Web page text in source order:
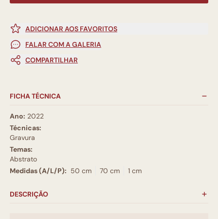
ADICIONAR AOS FAVORITOS
FALAR COM A GALERIA
COMPARTILHAR
FICHA TÉCNICA
Ano: 2022
Técnicas:
Gravura
Temas:
Abstrato
Medidas (A/L/P): 50 cm 70 cm 1 cm
DESCRIÇÃO